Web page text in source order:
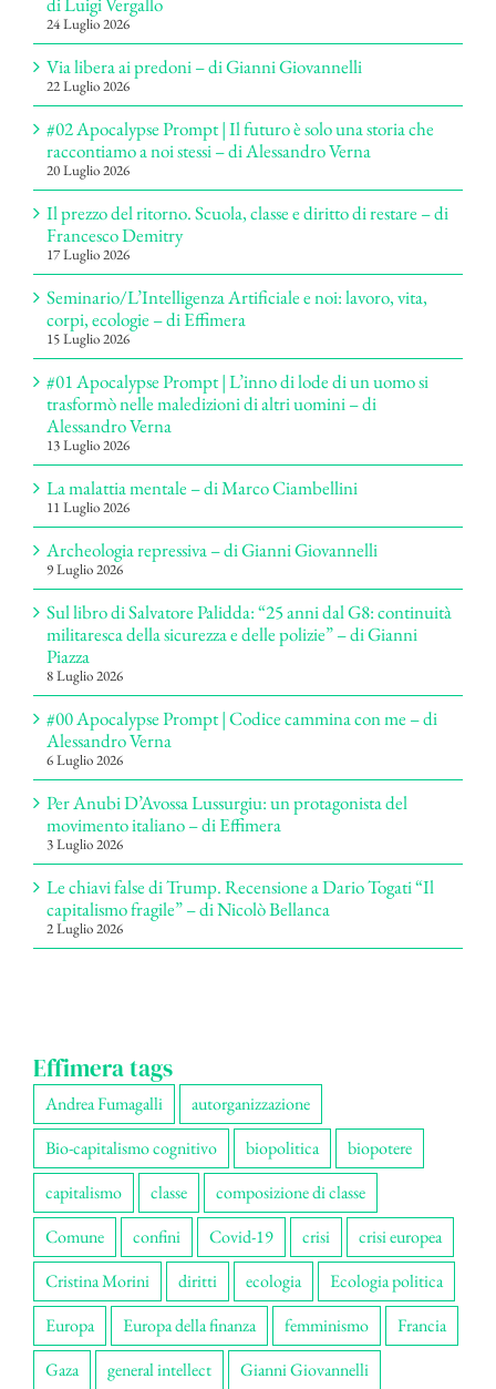
24 Luglio 2026
Via libera ai predoni – di Gianni Giovannelli
22 Luglio 2026
#02 Apocalypse Prompt | Il futuro è solo una storia che
raccontiamo a noi stessi – di Alessandro Verna
20 Luglio 2026
Il prezzo del ritorno. Scuola, classe e diritto di restare – di
Francesco Demitry
17 Luglio 2026
Seminario/L’Intelligenza Artificiale e noi: lavoro, vita,
corpi, ecologie – di Effimera
15 Luglio 2026
#01 Apocalypse Prompt | L’inno di lode di un uomo si
trasformò nelle maledizioni di altri uomini – di
Alessandro Verna
13 Luglio 2026
La malattia mentale – di Marco Ciambellini
11 Luglio 2026
Archeologia repressiva – di Gianni Giovannelli
9 Luglio 2026
Sul libro di Salvatore Palidda: “25 anni dal G8: continuità
militaresca della sicurezza e delle polizie” – di Gianni
Piazza
8 Luglio 2026
#00 Apocalypse Prompt | Codice cammina con me – di
Alessandro Verna
6 Luglio 2026
Per Anubi D’Avossa Lussurgiu: un protagonista del
movimento italiano – di Effimera
3 Luglio 2026
Le chiavi false di Trump. Recensione a Dario Togati “Il
capitalismo fragile” – di Nicolò Bellanca
2 Luglio 2026
Effimera tags
Andrea Fumagalli
autorganizzazione
Bio-capitalismo cognitivo
biopolitica
biopotere
capitalismo
classe
composizione di classe
Comune
confini Covid-19 crisi
crisi europea
Cristina Morini
diritti ecologia
Ecologia politica
Europa
Europa della finanza femminismo
Francia
Gaza
general intellect Gianni Giovannelli